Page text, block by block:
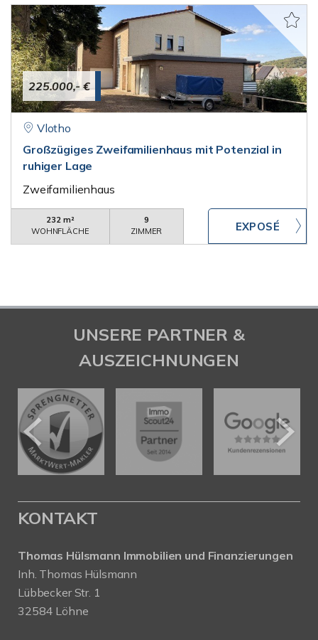
225.000,- €
Vlotho
Großzügiges Zweifamilienhaus mit Potenzial in
ruhiger Lage
Zweifamilienhaus
232 m²
WOHNFLÄCHE
9
ZIMMER
UNSERE PARTNER &
AUSZEICHNUNGEN
KONTAKT
Thomas Hülsmann Immobilien und Finanzierungen
Inh. Thomas Hülsmann
Lübbecker Str. 1
32584 Löhne